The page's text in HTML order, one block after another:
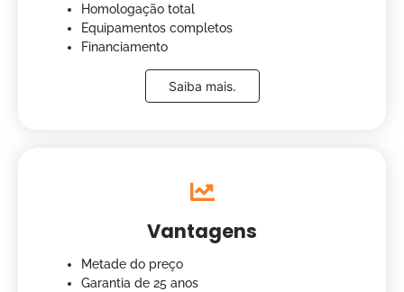
Homologação total
Equipamentos completos
Financiamento
Saiba mais.
Vantagens
Metade do preço
Garantia de 25 anos